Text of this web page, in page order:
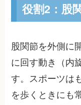
役割2：股
股関節を外側に
に回す動き（内
す。スポーツは
を歩くときにも